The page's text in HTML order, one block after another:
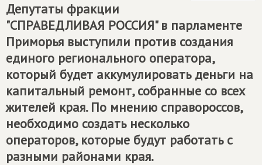
Депутаты фракции
"СПРАВЕДЛИВАЯ РОССИЯ" в парламенте
Приморья выступили против создания
единого регионального оператора,
который будет аккумулировать деньги на
капитальный ремонт, собранные со всех
жителей края. По мнению справороссов,
необходимо создать несколько
операторов, которые будут работать с
разными районами края.